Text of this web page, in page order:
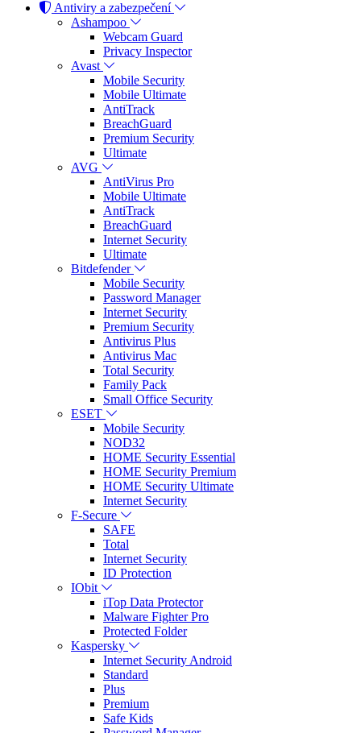
Antiviry a zabezpečení
Ashampoo
Webcam Guard
Privacy Inspector
Avast
Mobile Security
Mobile Ultimate
AntiTrack
BreachGuard
Premium Security
Ultimate
AVG
AntiVirus Pro
Mobile Ultimate
AntiTrack
BreachGuard
Internet Security
Ultimate
Bitdefender
Mobile Security
Password Manager
Internet Security
Premium Security
Antivirus Plus
Antivirus Mac
Total Security
Family Pack
Small Office Security
ESET
Mobile Security
NOD32
HOME Security Essential
HOME Security Premium
HOME Security Ultimate
Internet Security
F-Secure
SAFE
Total
Internet Security
ID Protection
IObit
iTop Data Protector
Malware Fighter Pro
Protected Folder
Kaspersky
Internet Security Android
Standard
Plus
Premium
Safe Kids